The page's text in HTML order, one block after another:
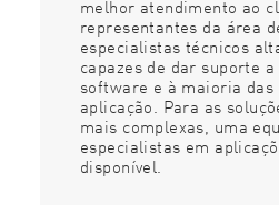
melhor atendimento ao
representantes da área
especialistas técnicos
capazes de dar suporte
software e à maioria das
aplicação. Para as
mais complexas, uma
especialistas em
disponível.